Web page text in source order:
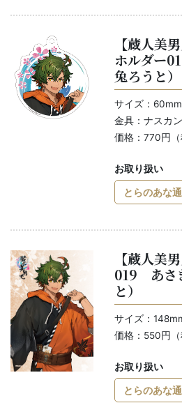
【蔵人美
ホルダー
兔ろうと）
サイズ：
金具：ナスカン
価格：770円（
お取り扱い
とらのあな
【蔵人美
019 あさ
と）
サイズ：
価格：550円（
お取り扱い
とらのあな